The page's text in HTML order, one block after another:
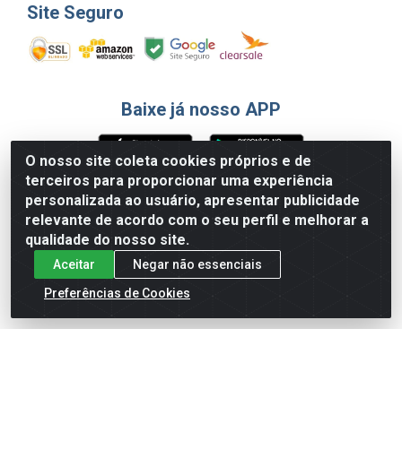
O nosso site coleta cookies próprios e de
terceiros para proporcionar uma experiência
personalizada ao usuário, apresentar publicidade
relevante de acordo com o seu perfil e melhorar a
qualidade do nosso site.
Aceitar
Negar não essenciais
Preferências de Cookies
Site Seguro
Baixe já nosso APP
Formas de Pagamento